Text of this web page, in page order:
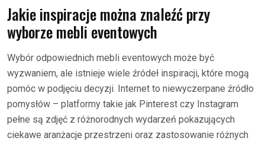
Jakie inspiracje można znaleźć przy
wyborze mebli eventowych
Wybór odpowiednich mebli eventowych może być
wyzwaniem, ale istnieje wiele źródeł inspiracji, które mogą
pomóc w podjęciu decyzji. Internet to niewyczerpane źródło
pomysłów – platformy takie jak Pinterest czy Instagram
pełne są zdjęć z różnorodnych wydarzeń pokazujących
ciekawe aranżacje przestrzeni oraz zastosowanie różnych